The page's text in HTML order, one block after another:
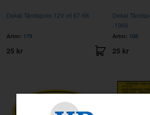
Dekal Tändspole 12V vit 67-68
Artnr: 179
25 kr
Dekal
-1966
Artnr: 108
25 kr